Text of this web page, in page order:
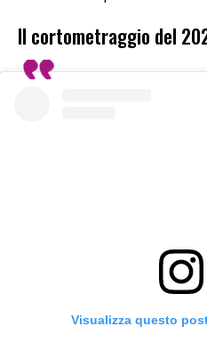
Il cortometraggio del
Visualizza questo